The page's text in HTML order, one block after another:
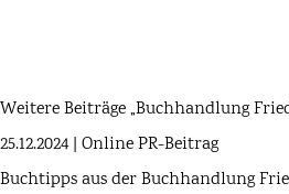
Weitere Beiträge „Buchhandlung
25.12.2024 | Online PR-Beitrag
Buchtipps aus der Buchhandlung